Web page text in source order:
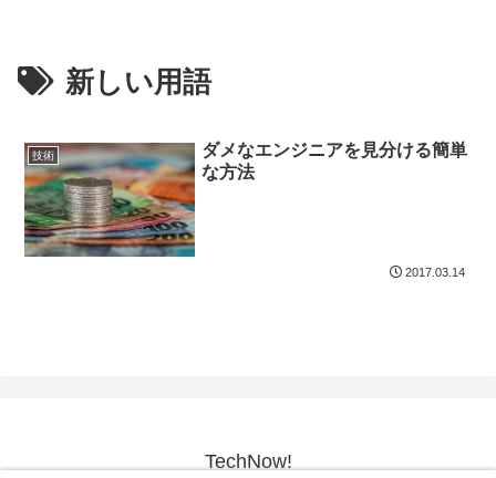
新しい用語
技術
ダメなエンジニアを見分ける簡単
な方法
2017.03.14
TechNow!